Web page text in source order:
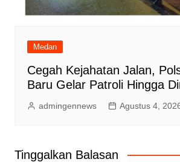
Medan
Cegah Kejahatan Jalan,
Baru Gelar Patroli Hingga
admingennews Agustus 4,
Tinggalkan Balasan